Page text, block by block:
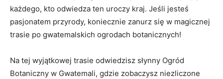
każdego, ⁢kto odwiedza​ ten uroczy kraj. Jeśli jesteś
pasjonatem przyrody, koniecznie zanurz się w‌ magicznej
trasie ​po gwatemalskich ⁤ogrodach botanicznych!
Na ‍tej wyjątkowej trasie odwiedzisz słynny Ogród
Botaniczny w Gwatemali, gdzie ⁣zobaczysz ‍niezliczone